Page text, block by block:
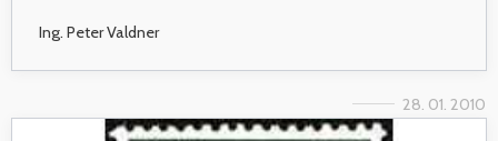
Ing. Peter Valdner
28. 01. 2010